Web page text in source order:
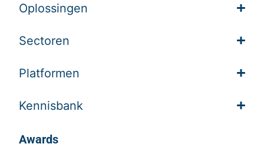
Oplossingen
Sectoren
Platformen
Kennisbank
Awards